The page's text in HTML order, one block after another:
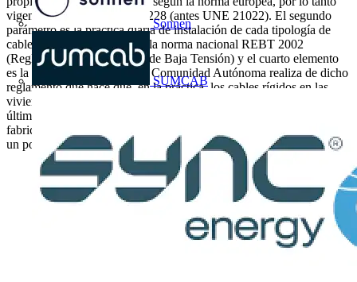
Sonnen
SUMCAB
vigente en España, UNE 60228 (antes UNE 21022). El segundo
parámetro es la práctica diaria de instalación de cada tipología de
cable. La tercera variable es la norma nacional REBT 2002
(Reglamento Electrotécnico de Baja Tensión) y el cuarto elemento
es la interpretación que cada Comunidad Autónoma realiza de dicho
reglamento que hace que, en la práctica, los cables rígidos en las
viviendas sean prácticamente inexistentes en algunas zonas. Una
última consideración a tener en cuenta es la propia tendencia de
fabricación de conductores en el mercado español. Profundicemos
un poco en cada uno de estos aspectos.